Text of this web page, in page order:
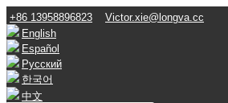
+86 13958896823
Victor.xie@longva.cc
English
Español
Русский
한국어
中文